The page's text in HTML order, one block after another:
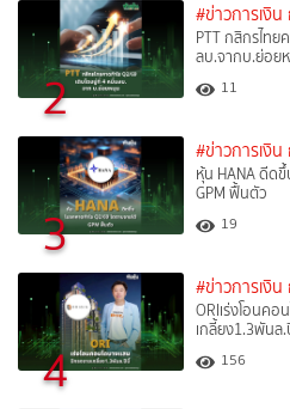
2
#ข่าวการเงิ
PTT กสิกรไทย
ลบ.จากบ.ย่อย
11
3
#ข่าวการเงิ
หุ้น HANA ดีดขึ้
GPM ฟื้นตัว
19
4
#ข่าวการเงิ
ORIเร่งโอนค
เกลี้ยง1.3พันล
156